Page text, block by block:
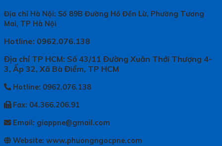
Địa chỉ Hà Nội: Số 89B Đường Hồ Đền Lừ, Phường Tương
Mai, TP Hà Nội
Hotline: 0962.076.138
Địa chỉ TP HCM: Số 43/11 Đường Xuân Thới Thượng 4-
3, Ấp 32, Xã Bà Điểm, TP HCM
Hotline: 0962.076.138
Fax: 04.366.206.91
Email: giappne@gmail.com
Website: www.phuongngocpne.com